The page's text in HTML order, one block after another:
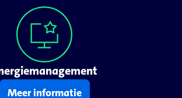
Meer informatie